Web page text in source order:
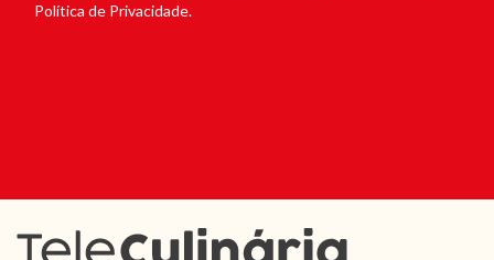
Política de Privacidade.